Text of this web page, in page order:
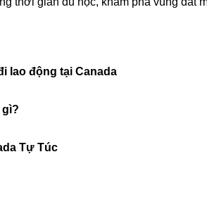
lao động tại Canada
gì?
Tự Túc